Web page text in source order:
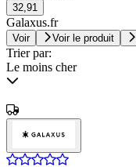
32,91
Galaxus.fr
Voir Voir le produit
Trier par:
Le moins cher